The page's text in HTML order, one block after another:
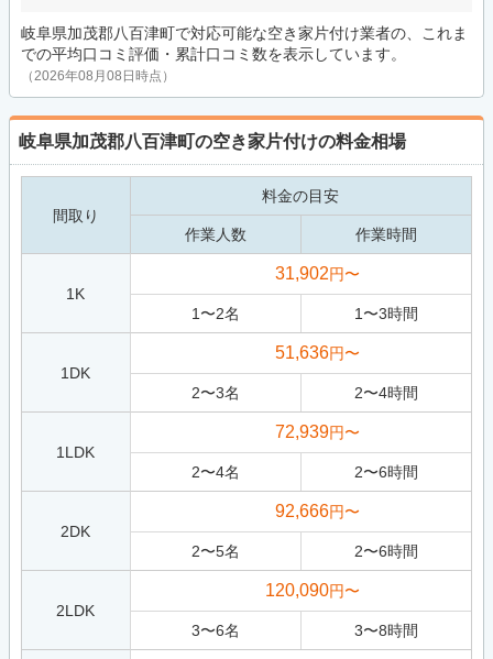
岐阜県加茂郡八百津町で対応可能な空き家片付け業者の、これま
での平均口コミ評価・累計口コミ数を表示しています。
（2026年08月08日時点）
岐阜県加茂郡八百津町の空き家片付けの料金相場
間取り
料金の目安
作業人数 作業時間
1K
31,902円〜
1〜2名 1〜3時間
1DK
51,636円〜
2〜3名 2〜4時間
1LDK
72,939円〜
2〜4名 2〜6時間
2DK
92,666円〜
2〜5名 2〜6時間
2LDK
120,090円〜
3〜6名 3〜8時間